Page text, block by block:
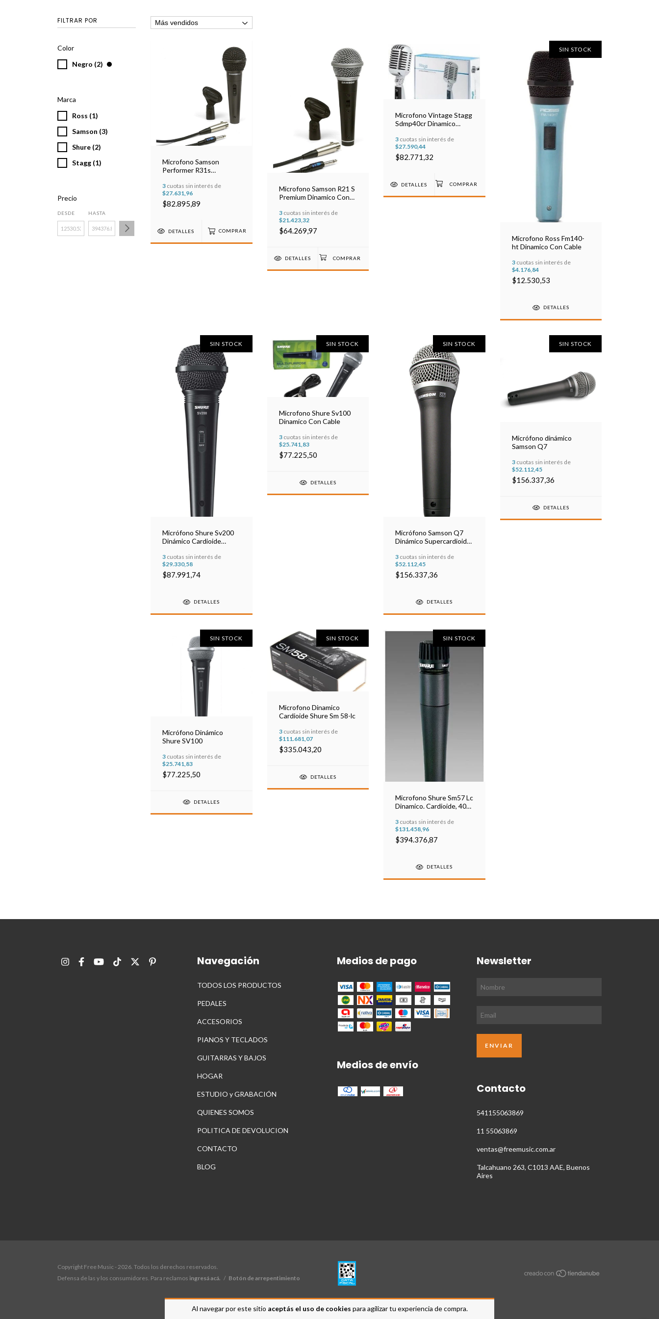
Al navegar por este sitio aceptás el uso de cookies para agilizar tu experiencia de compra.
FILTRAR POR
Color
Negro (2)
Marca
Ross (1)
Samson (3)
Shure (2)
Stagg (1)
Precio
DESDE HASTA
Microfono Samson
Performer R31s
3 cuotas sin interés de
$27.631,96
$82.895,89
DETALLES COMPRAR
Microfono Samson R21 S
Premium Dinamico Con
3cuotas sin interés de
$21.423,32
$64.269,97
DETALLES
Microfono Vintage Stagg
Sdmp40cr Dinamico
3 cuotas sin interés de
$27.590,44
$82.771,32
DETALLES
SIN STOCK
Microfono Ross Fm140-
ht Dinamico Con Cable
3cuotas sin interés de
$4.176,84
$12.530,53
DETALLES
SIN STOCK
Micrófono Shure Sv200
Dinámico Cardioide
3 cuotas sin interés de
$29.330,58
$87.991,74
DETALLES
SIN STOCK
Microfono Shure Sv100
Dinamico Con Cable
3cuotas sin interés de
$25.741,83
$77.225,50
DETALLES
SIN STOCK
Micrófono Samson Q7
Dinámico Supercardioide
3 cuotas sin interés de
$52.112,45
$156.337,36
DETALLES
SIN STOCK
Micrófono dinámico
Samson Q7
3cuotas sin interés de
$52.112,45
$156.337,36
DETALLES
SIN STOCK
Micrófono Dinámico
Shure SV100
3 cuotas sin interés de
$25.741,83
$77.225,50
DETALLES
SIN STOCK
Microfono Dinamico
Cardioide Shure Sm 58-lc
3cuotas sin interés de
$111.681,07
$335.043,20
DETALLES
SIN STOCK
Microfono Shure Sm57 Lc
Dinamico. Cardioide, 40hz
3 cuotas sin interés de
$131.458,96
$394.376,87
DETALLES
Navegación
TODOS LOS PRODUCTOS
PEDALES
ACCESORIOS
PIANOS Y TECLADOS
GUITARRAS Y BAJOS
HOGAR
ESTUDIO y GRABACIÓN
QUIENES SOMOS
POLITICA DE DEVOLUCION
CONTACTO
BLOG
Medios de pago
Medios de envío
Newsletter
Contacto
541155063869
11 55063869
ventas@freemusic.com.ar
Talcahuano 263, C1013 AAE, Buenos
Aires
Copyright Free Music - 2026. Todos los derechos reservados.
Defensa de las y los consumidores. Para reclamos ingresá acá. / Botón de arrepentimiento